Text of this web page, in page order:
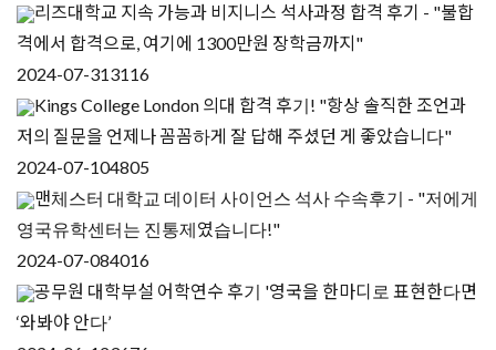
리즈대학교 지속 가능과 비지니스 석사과정 합격 후기 - "불합
격에서 합격으로, 여기에 1300만원 장학금까지"
2024-07-313116
Kings College London 의대 합격 후기! "항상 솔직한 조언과
저의 질문을 언제나 꼼꼼하게 잘 답해 주셨던 게 좋았습니다"
2024-07-104805
맨체스터 대학교 데이터 사이언스 석사 수속후기 - "저에게
영국유학센터는 진통제였습니다!"
2024-07-084016
공무원 대학부설 어학연수 후기 '영국을 한마디로 표현한다면
‘와봐야 안다’